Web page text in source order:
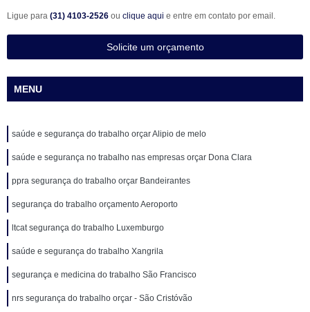
Ligue para (31) 4103-2526 ou clique aqui e entre em contato por email.
Solicite um orçamento
MENU
saúde e segurança do trabalho orçar Alipio de melo
saúde e segurança no trabalho nas empresas orçar Dona Clara
ppra segurança do trabalho orçar Bandeirantes
segurança do trabalho orçamento Aeroporto
ltcat segurança do trabalho Luxemburgo
saúde e segurança do trabalho Xangrila
segurança e medicina do trabalho São Francisco
nrs segurança do trabalho orçar - São Cristóvão